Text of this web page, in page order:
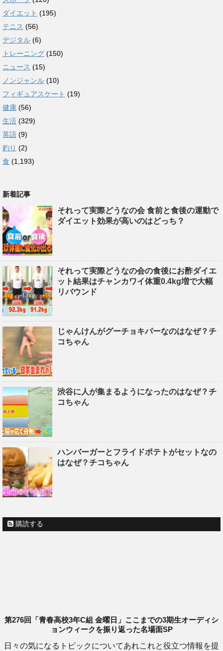
ダイエット (195)
テニス (56)
デジタル (6)
トレーニング (150)
ニュース (15)
ノンジャンル (10)
フィギュアスケート (19)
健康 (56)
生活 (329)
英語 (9)
釣り (2)
食 (1,193)
新着記事
それって実際どうなの会 食前と食後の運動で
ダイエット効果が高いのはどっち？
それって実際どうなの会の食後にお酢ダイエ
ット結果はチャンカワイ体重0.4kg増で大幅
リバウンド
じゃんけんがグーチョキパーなのはなぜ？チ
コちゃん
渋谷に人が集まるようになったのはなぜ？チ
コちゃん
ハンバーガーとフライドポテトがセットなの
はなぜ？チコちゃん
購読する
第276回「青春高校3年C組 金曜日」ここまでの3期生オーディシ
ョンウィークを振り返った名場面SP
日々の気になるトピックについてあれこれと役立つ情報を提